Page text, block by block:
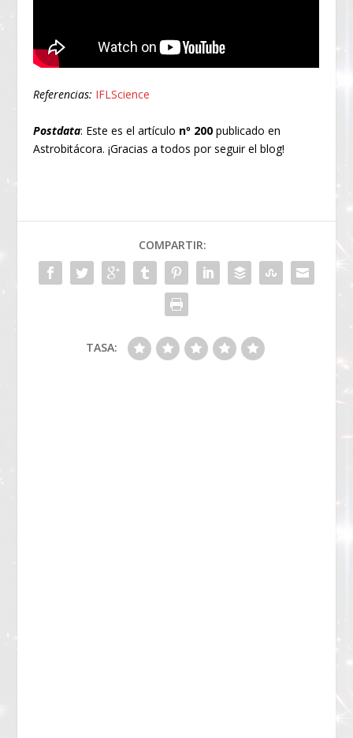
Referencias: IFLScience
Postdata: Este es el artículo nº 200publicado en
Astrobitácora. ¡Gracias a todos por seguir el blog!
COMPARTIR:
TASA: